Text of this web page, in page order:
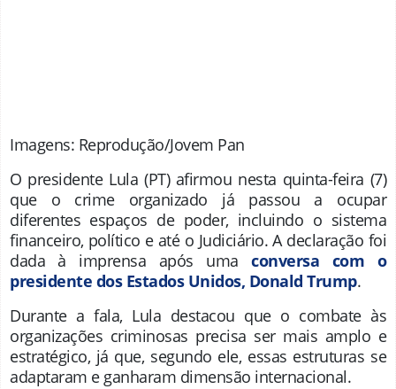
Imagens: Reprodução/Jovem Pan
O presidente Lula (PT) afirmou nesta quinta-feira (7)
que o crime organizado já passou a ocupar
diferentes espaços de poder, incluindo o sistema
financeiro, político e até o Judiciário. A declaração foi
dada à imprensa após umaconversa com o
presidente dos Estados Unidos, Donald Trump.
Durante a fala, Lula destacou que o combate às
organizações criminosas precisa ser mais amplo e
estratégico, já que, segundo ele, essas estruturas se
adaptaram e ganharam dimensão internacional.